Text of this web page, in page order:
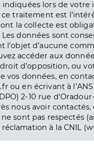
lors de votre
ce traitement est
la collecte est
données sont
l’objet d’aucune
accéder aux
d’opposition, ou
vos données, en
ou en écrivant à
2-10 rue
nous avoir
sont pas respectés
à la CNIL